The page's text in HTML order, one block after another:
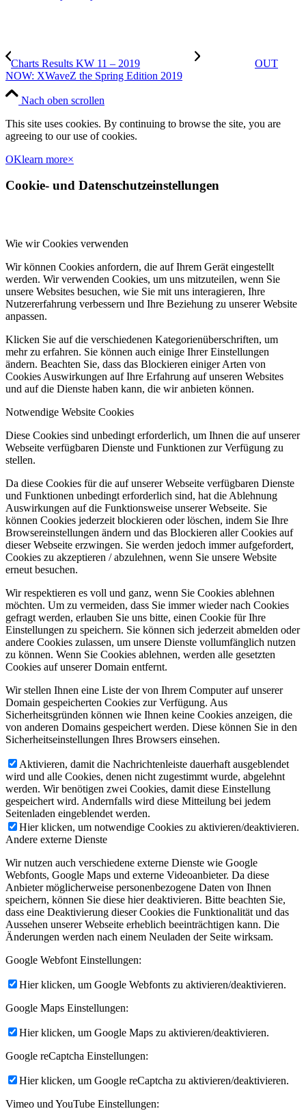
Charts Results KW 11 – 2019
OUT
NOW: XWaveZ the Spring Edition 2019
Nach oben scrollen
This site uses cookies. By continuing to browse the site, you are
agreeing to our use of cookies.
OKlearn more×
Cookie- und Datenschutzeinstellungen
Wie wir Cookies verwenden
Wir können Cookies anfordern, die auf Ihrem Gerät eingestellt
werden. Wir verwenden Cookies, um uns mitzuteilen, wenn Sie
unsere Websites besuchen, wie Sie mit uns interagieren, Ihre
Nutzererfahrung verbessern und Ihre Beziehung zu unserer Website
anpassen.
Klicken Sie auf die verschiedenen Kategorienüberschriften, um
mehr zu erfahren. Sie können auch einige Ihrer Einstellungen
ändern. Beachten Sie, dass das Blockieren einiger Arten von
Cookies Auswirkungen auf Ihre Erfahrung auf unseren Websites
und auf die Dienste haben kann, die wir anbieten können.
Notwendige Website Cookies
Diese Cookies sind unbedingt erforderlich, um Ihnen die auf unserer
Webseite verfügbaren Dienste und Funktionen zur Verfügung zu
stellen.
Da diese Cookies für die auf unserer Webseite verfügbaren Dienste
und Funktionen unbedingt erforderlich sind, hat die Ablehnung
Auswirkungen auf die Funktionsweise unserer Webseite. Sie
können Cookies jederzeit blockieren oder löschen, indem Sie Ihre
Browsereinstellungen ändern und das Blockieren aller Cookies auf
dieser Webseite erzwingen. Sie werden jedoch immer aufgefordert,
Cookies zu akzeptieren / abzulehnen, wenn Sie unsere Website
erneut besuchen.
Wir respektieren es voll und ganz, wenn Sie Cookies ablehnen
möchten. Um zu vermeiden, dass Sie immer wieder nach Cookies
gefragt werden, erlauben Sie uns bitte, einen Cookie für Ihre
Einstellungen zu speichern. Sie können sich jederzeit abmelden oder
andere Cookies zulassen, um unsere Dienste vollumfänglich nutzen
zu können. Wenn Sie Cookies ablehnen, werden alle gesetzten
Cookies auf unserer Domain entfernt.
Wir stellen Ihnen eine Liste der von Ihrem Computer auf unserer
Domain gespeicherten Cookies zur Verfügung. Aus
Sicherheitsgründen können wie Ihnen keine Cookies anzeigen, die
von anderen Domains gespeichert werden. Diese können Sie in den
Sicherheitseinstellungen Ihres Browsers einsehen.
Aktivieren, damit die Nachrichtenleiste dauerhaft ausgeblendet
wird und alle Cookies, denen nicht zugestimmt wurde, abgelehnt
werden. Wir benötigen zwei Cookies, damit diese Einstellung
gespeichert wird. Andernfalls wird diese Mitteilung bei jedem
Seitenladen eingeblendet werden.
Hier klicken, um notwendige Cookies zu aktivieren/deaktivieren.
Andere externe Dienste
Wir nutzen auch verschiedene externe Dienste wie Google
Webfonts, Google Maps und externe Videoanbieter. Da diese
Anbieter möglicherweise personenbezogene Daten von Ihnen
speichern, können Sie diese hier deaktivieren. Bitte beachten Sie,
dass eine Deaktivierung dieser Cookies die Funktionalität und das
Aussehen unserer Webseite erheblich beeinträchtigen kann. Die
Änderungen werden nach einem Neuladen der Seite wirksam.
Google Webfont Einstellungen:
Hier klicken, um Google Webfonts zu aktivieren/deaktivieren.
Google Maps Einstellungen:
Hier klicken, um Google Maps zu aktivieren/deaktivieren.
Google reCaptcha Einstellungen:
Hier klicken, um Google reCaptcha zu aktivieren/deaktivieren.
Vimeo und YouTube Einstellungen: